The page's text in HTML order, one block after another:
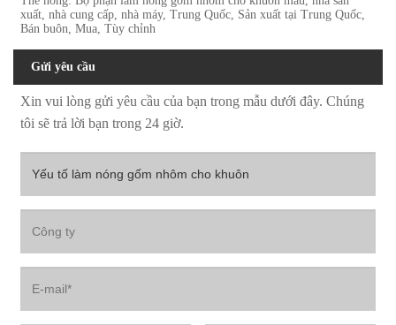
xuất, nhà cung cấp, nhà máy, Trung Quốc, Sản xuất tại Trung Quốc,
Bán buôn, Mua, Tùy chỉnh
Gửi yêu cầu
Xin vui lòng gửi yêu cầu của bạn trong mẫu dưới đây. Chúng
tôi sẽ trả lời bạn trong 24 giờ.